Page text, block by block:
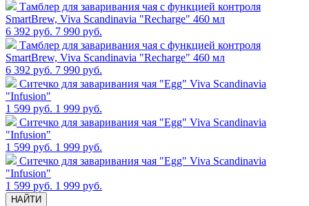
Тамблер для заваривания чая с функцией контроля
SmartBrew, Viva Scandinavia "Recharge" 460 мл
6 392 руб. 7 990 руб.
Тамблер для заваривания чая с функцией контроля
SmartBrew, Viva Scandinavia "Recharge" 460 мл
6 392 руб. 7 990 руб.
Cитечко для заваривания чая "Egg" Viva Scandinavia
"Infusion"
1 599 руб. 1 999 руб.
Cитечко для заваривания чая "Egg" Viva Scandinavia
"Infusion"
1 599 руб. 1 999 руб.
Cитечко для заваривания чая "Egg" Viva Scandinavia
"Infusion"
1 599 руб. 1 999 руб.
НАЙТИ